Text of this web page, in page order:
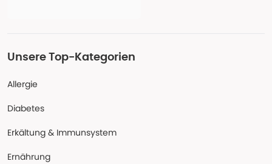
Unsere Top-Kategorien
Allergie
Diabetes
Erkältung & Immunsystem
Ernährung